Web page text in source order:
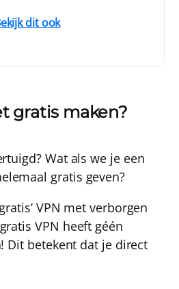
dit ook
gratis maken?
Wat als we je een
gratis geven?
VPN met verborgen
VPN heeft géén
Dit betekent dat je direct